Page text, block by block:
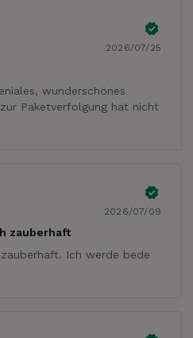
2026/07/25
wunderschönes
Paketverfolgung hat nicht
2026/07/09
zauberhaft
Ich werde bede